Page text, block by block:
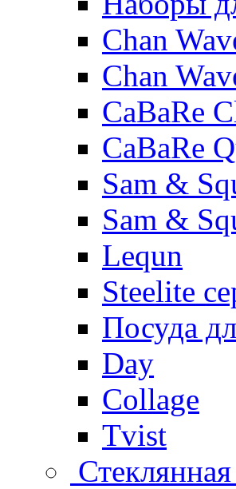
Chan
Chan
CaBaRe
CaBaRe
Sam &
Sam &
Lequn
Steelite
Посуда
Day
Collage
Tvist